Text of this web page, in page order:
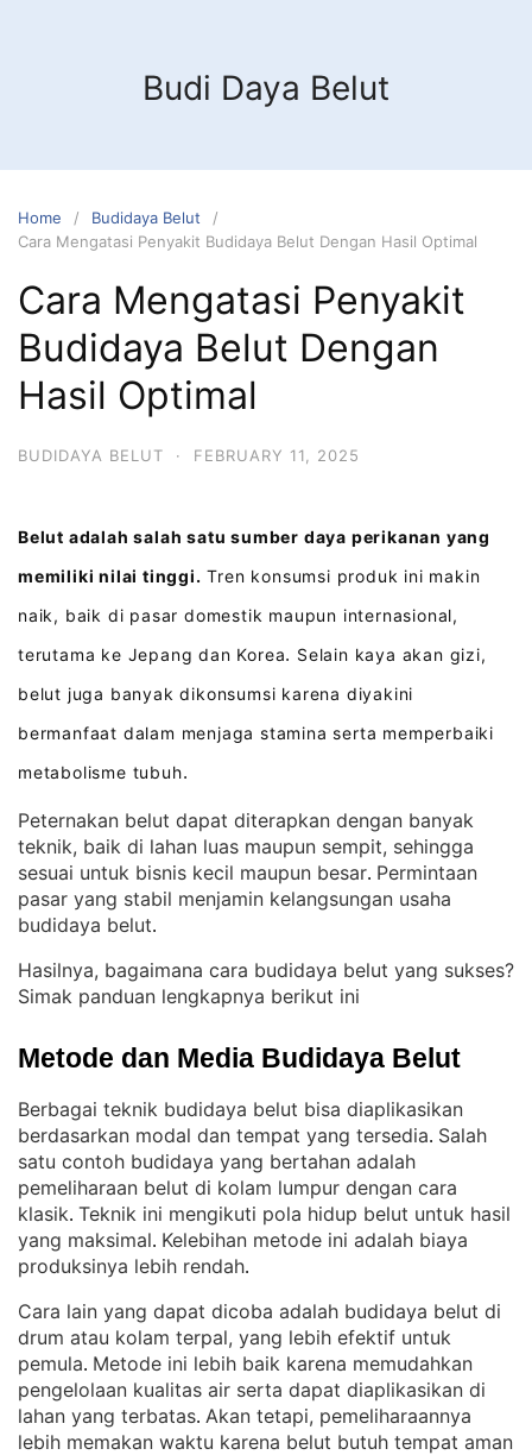
Budi Daya Belut
Home
Budidaya Belut
Cara Mengatasi Penyakit Budidaya Belut Dengan Hasil Optimal
Cara Mengatasi Penyakit
Budidaya Belut Dengan
Hasil Optimal
BUDIDAYA BELUT · FEBRUARY 11, 2025
Belut adalah salah satu sumber daya perikanan yang
memiliki nilai tinggi. Tren konsumsi produk ini makin
naik, baik di pasar domestik maupun internasional,
terutama ke Jepang dan Korea. Selain kaya akan gizi,
belut juga banyak dikonsumsi karena diyakini
bermanfaat dalam menjaga stamina serta memperbaiki
metabolisme tubuh.
Peternakan belut dapat diterapkan dengan banyak
teknik, baik di lahan luas maupun sempit, sehingga
sesuai untuk bisnis kecil maupun besar. Permintaan
pasar yang stabil menjamin kelangsungan usaha
budidaya belut.
Hasilnya, bagaimana cara budidaya belut yang sukses?
Simak panduan lengkapnya berikut ini
Metode dan Media Budidaya Belut
Berbagai teknik budidaya belut bisa diaplikasikan
berdasarkan modal dan tempat yang tersedia. Salah
satu contoh budidaya yang bertahan adalah
pemeliharaan belut di kolam lumpur dengan cara
klasik. Teknik ini mengikuti pola hidup belut untuk hasil
yang maksimal. Kelebihan metode ini adalah biaya
produksinya lebih rendah.
Cara lain yang dapat dicoba adalah budidaya belut di
drum atau kolam terpal, yang lebih efektif untuk
pemula. Metode ini lebih baik karena memudahkan
pengelolaan kualitas air serta dapat diaplikasikan di
lahan yang terbatas. Akan tetapi, pemeliharaannya
lebih memakan waktu karena belut butuh tempat aman